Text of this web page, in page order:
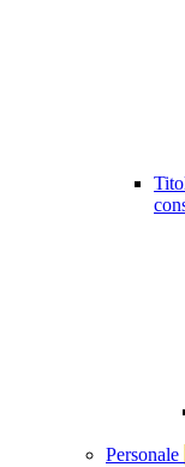
Personale